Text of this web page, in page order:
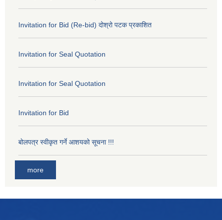
Invitation for Bid (Re-bid) दोश्रो पटक प्रकाशित
Invitation for Seal Quotation
Invitation for Seal Quotation
Invitation for Bid
बोलपत्र स्वीकृत गर्ने आशयको सूचना !!!
more